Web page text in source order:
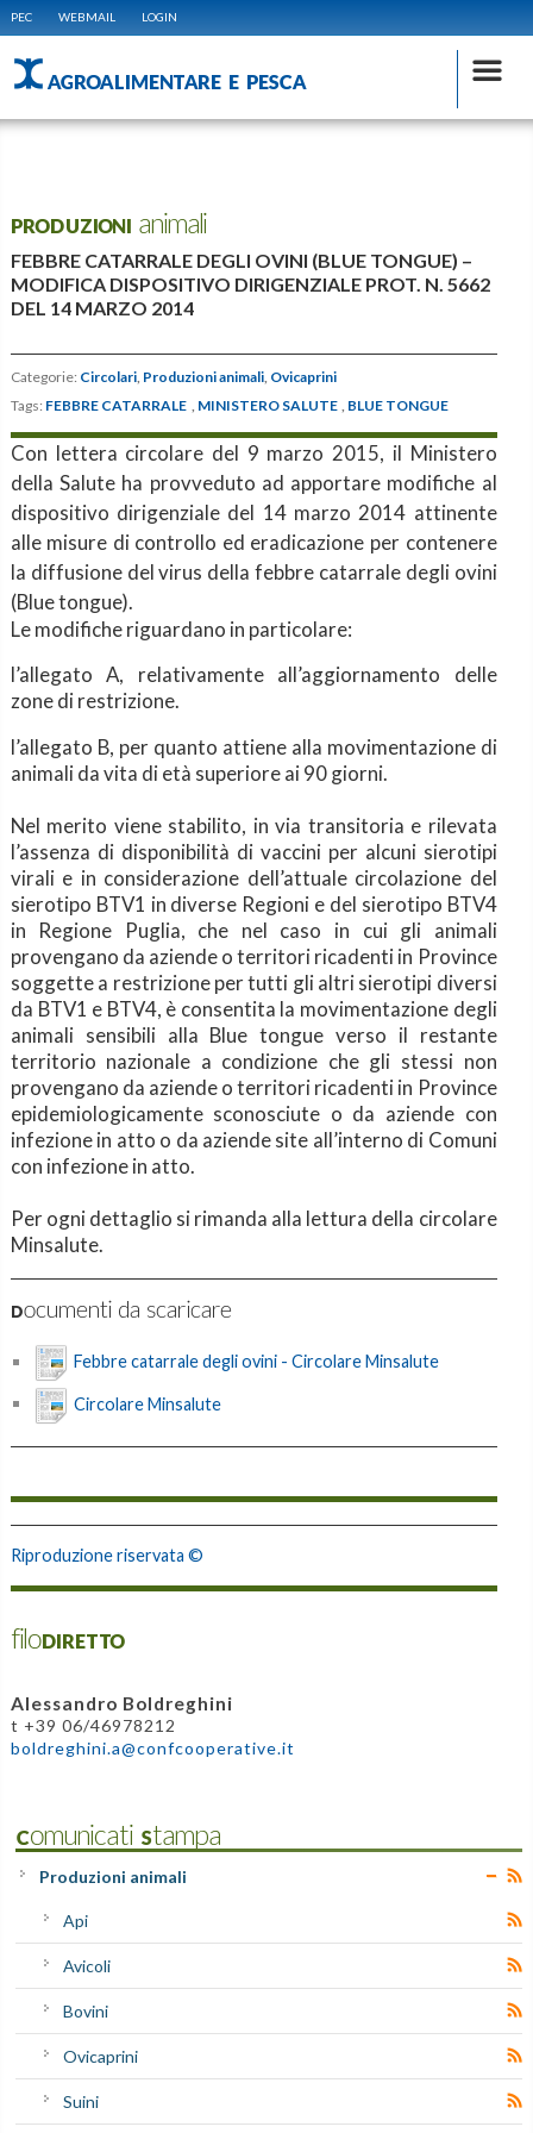
PEC WEBMAIL LOGIN
AGROALIMENTARE E PESCA
PRODUZIONI animali
FEBBRE CATARRALE DEGLI OVINI (BLUE TONGUE) –
MODIFICA DISPOSITIVO DIRIGENZIALE PROT. N. 5662
DEL 14 MARZO 2014
Categorie: Circolari, Produzioni animali, Ovicaprini
Tags: FEBBRE CATARRALE , MINISTERO SALUTE , BLUE TONGUE
Con lettera circolare del 9 marzo 2015, il Ministero
della Salute ha provveduto ad apportare modifiche al
dispositivo dirigenziale del 14 marzo 2014 attinente
alle misure di controllo ed eradicazione per contenere
la diffusione del virus della febbre catarrale degli ovini
(Blue tongue).
Le modifiche riguardano in particolare:
l’allegato A, relativamente all’aggiornamento delle
zone di restrizione.
l’allegato B, per quanto attiene alla movimentazione di
animali da vita di età superiore ai 90 giorni.
Nel merito viene stabilito, in via transitoria e rilevata
l’assenza di disponibilità di vaccini per alcuni sierotipi
virali e in considerazione dell’attuale circolazione del
sierotipo BTV1 in diverse Regioni e del sierotipo BTV4
in Regione Puglia, che nel caso in cui gli animali
provengano da aziende o territori ricadenti in Province
soggette a restrizione per tutti gli altri sierotipi diversi
da BTV1 e BTV4, è consentita la movimentazione degli
animali sensibili alla Blue tongue verso il restante
territorio nazionale a condizione che gli stessi non
provengano da aziende o territori ricadenti in Province
epidemiologicamente sconosciute o da aziende con
infezione in atto o da aziende site all’interno di Comuni
con infezione in atto.
Per ogni dettaglio si rimanda alla lettura della circolare
Minsalute.
Documenti da scaricare
Febbre catarrale degli ovini - Circolare Minsalute
Circolare Minsalute
Riproduzione riservata ©
filoDIRETTO
Alessandro Boldreghini
t +39 06/46978212
boldreghini.a@confcooperative.it
Comunicati Stampa
Produzioni animali
Api
Avicoli
Bovini
Ovicaprini
Suini